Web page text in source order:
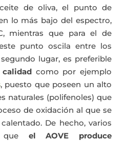
de oliva, el punto de
lo más bajo del espectro,
mientras que para el de
punto oscila entre los
segundo lugar, es preferible
calidad como por ejemplo
, puesto que poseen un alto
naturales (polifenoles) que
de oxidación al que se
De hecho, varios
que el AOVE produce